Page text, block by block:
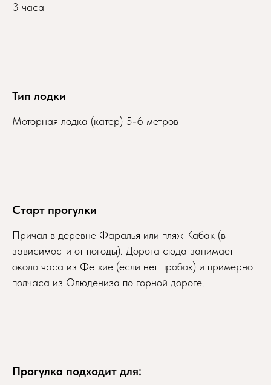
3 часа
Тип лодки
Моторная лодка (катер) 5-6 метров
Старт прогулки
Причал в деревне Фаралья или пляж Кабак (в
зависимости от погоды). Дорога сюда занимает
около часа из Фетхие (если нет пробок) и примерно
полчаса из Олюдениза по горной дороге.
Прогулка подходит для: